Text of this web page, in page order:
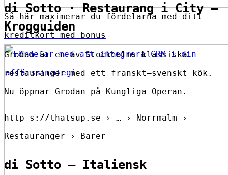
Så här maximerar du fördelarna med ditt
kreditkort med bonus
di Sotto · Restaurang i City –
Krogguiden
Grodan är en av Stockholms klassiska
restauranger med ett franskt–svenskt kök.
Nu öppnar Grodan på Kungliga Operan.
http s://thatsup.se › … › Norrmalm ›
Restauranger › Barer
di Sotto – Italiensk